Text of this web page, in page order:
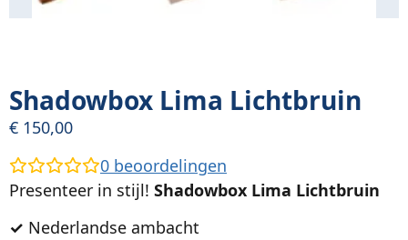
Shadowbox Lima Lichtbruin
€ 150,00
0 beoordelingen
Presenteer in stijl! Shadowbox Lima Lichtbruin
✓ Nederlandse ambacht